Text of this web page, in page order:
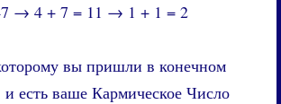
→ 4 + 7 = 11 → 1 + 1 = 2
вы пришли в конечном
и есть ваше Кармическое Число